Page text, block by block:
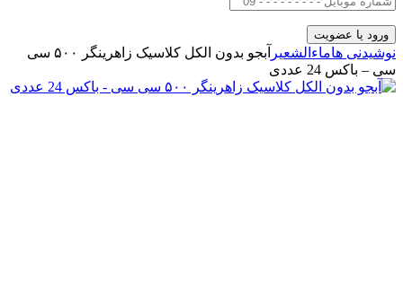
نوشیدنی هاماءالشعیر
آبجو بدون الکل کلاسیک زاهرینگر ۵۰۰ سی
سی – باکس 24 عددی